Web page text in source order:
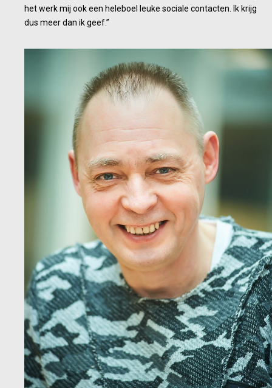
het werk mij ook een heleboel leuke sociale contacten. Ik krijg
dus meer dan ik geef.”